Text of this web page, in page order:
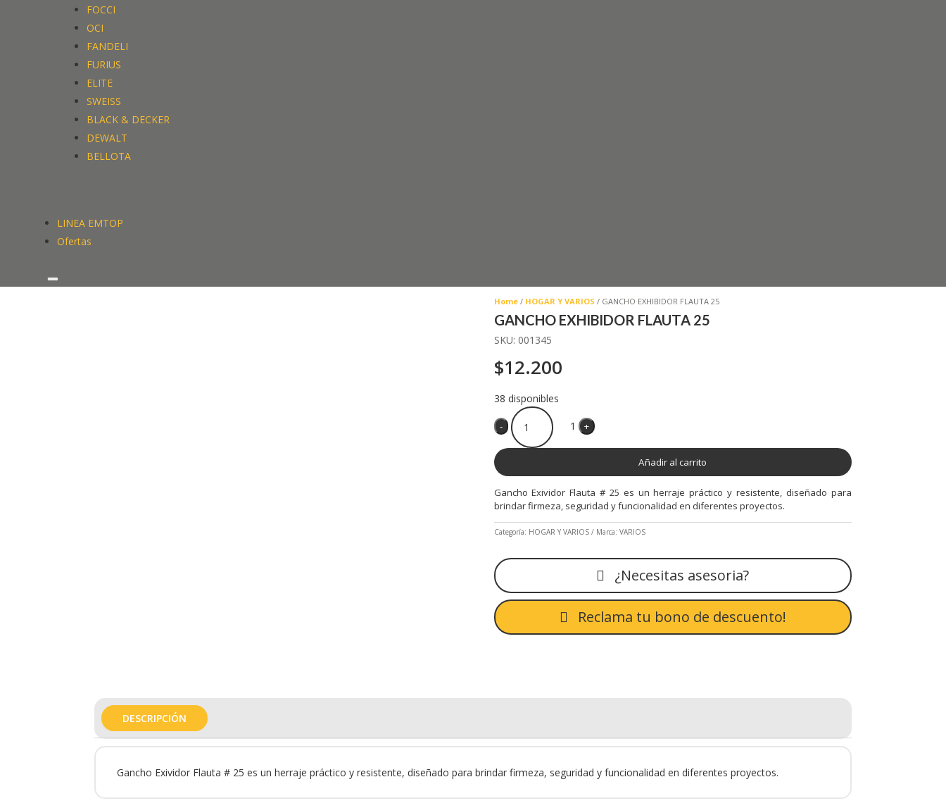
FOCCI
OCI
FANDELI
FURIUS
ELITE
SWEISS
BLACK & DECKER
DEWALT
BELLOTA
LINEA EMTOP
Ofertas
Home/ HOGAR Y VARIOS / GANCHO EXHIBIDOR FLAUTA 25
GANCHO EXHIBIDOR FLAUTA 25
SKU: 001345
$12.200
38 disponibles
Quantity
- 1 +
Añadir al carrito
Gancho Exividor Flauta # 25 es un herraje práctico y resistente, diseñado para
brindar firmeza, seguridad y funcionalidad en diferentes proyectos.
Categoría: HOGAR Y VARIOS Marca: VARIOS
¿Necesitas asesoria?
Reclama tu bono de descuento!
DESCRIPCIÓN
Gancho Exividor Flauta # 25 es un herraje práctico y resistente, diseñado para brindar firmeza, seguridad y funcionalidad en diferentes proyectos.